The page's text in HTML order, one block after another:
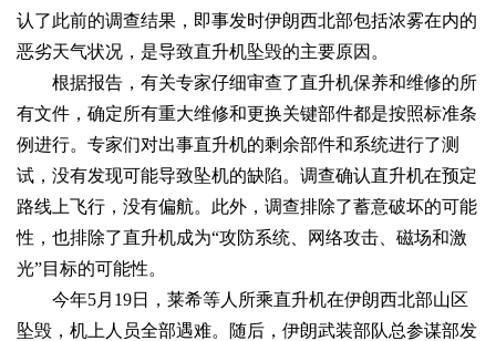
认了此前的调查结果，即事发时伊朗西北部包括浓雾在内的
恶劣天气状况，是导致直升机坠毁的主要原因。
根据报告，有关专家仔细审查了直升机保养和维修的所
有文件，确定所有重大维修和更换关键部件都是按照标准条
例进行。专家们对出事直升机的剩余部件和系统进行了测
试，没有发现可能导致坠机的缺陷。调查确认直升机在预定
路线上飞行，没有偏航。此外，调查排除了蓄意破坏的可能
性，也排除了直升机成为“攻防系统、网络攻击、磁场和激
光”目标的可能性。
今年5月19日，莱希等人所乘直升机在伊朗西北部山区
坠毁，机上人员全部遇难。随后，伊朗武装部队总参谋部发